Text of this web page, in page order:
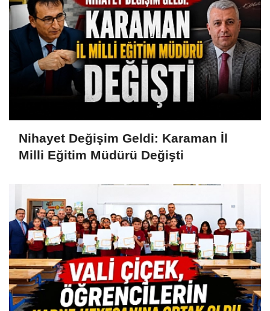
Nihayet Değişim Geldi: Karaman İl
Milli Eğitim Müdürü Değişti